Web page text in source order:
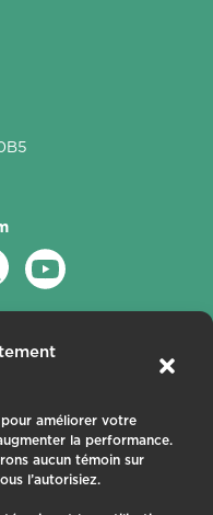
améliorer votre
la performance.
aucun témoin sur
l’autorisiez.